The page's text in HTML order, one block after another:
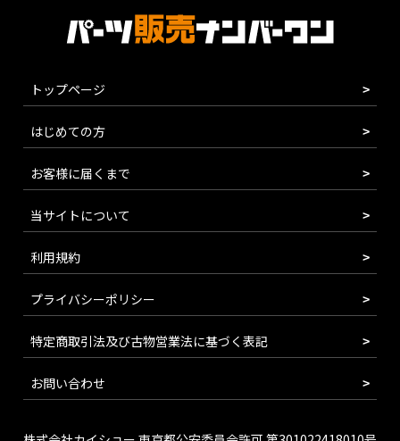
トップページ
はじめての方
お客様に届くまで
当サイトについて
利用規約
プライバシーポリシー
特定商取引法及び古物営業法に基づく表記
お問い合わせ